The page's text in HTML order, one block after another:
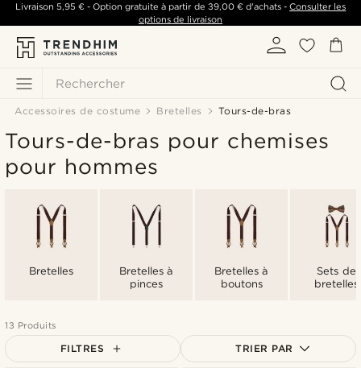
Rechercher
Livraison 5,95 €- Option gratuite à partir de 39,00 €d'achats -Consulter les
options de livraison
Accessoires de costume Bretelles Tours-de-bras
Tours-de-bras pour chemises
pour hommes
Bretelles
Bretelles à
pinces
Bretelles à
boutons
Sets de
bretelles
13 Produits
FILTRES TRIER PAR